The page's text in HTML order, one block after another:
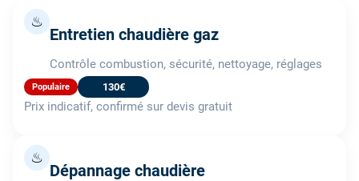
♨
Entretien chaudière gaz
Contrôle combustion, sécurité, nettoyage, réglages
Populaire 130€
Prix indicatif, confirmé sur devis gratuit
♨
Dépannage chaudière